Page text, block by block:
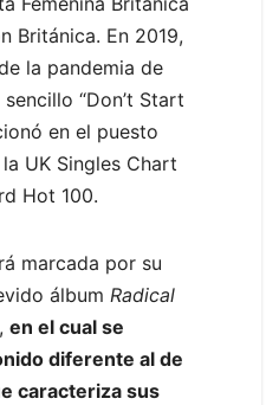
Británica. En 2019,
la pandemia de
“Don’t Start
en el puesto
UK Singles Chart
Hot 100.
marcada por su
álbum Radical
en el cual se
diferente al de
caracteriza sus